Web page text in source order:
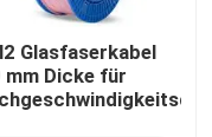
Glasfaserkabel
mm Dicke für